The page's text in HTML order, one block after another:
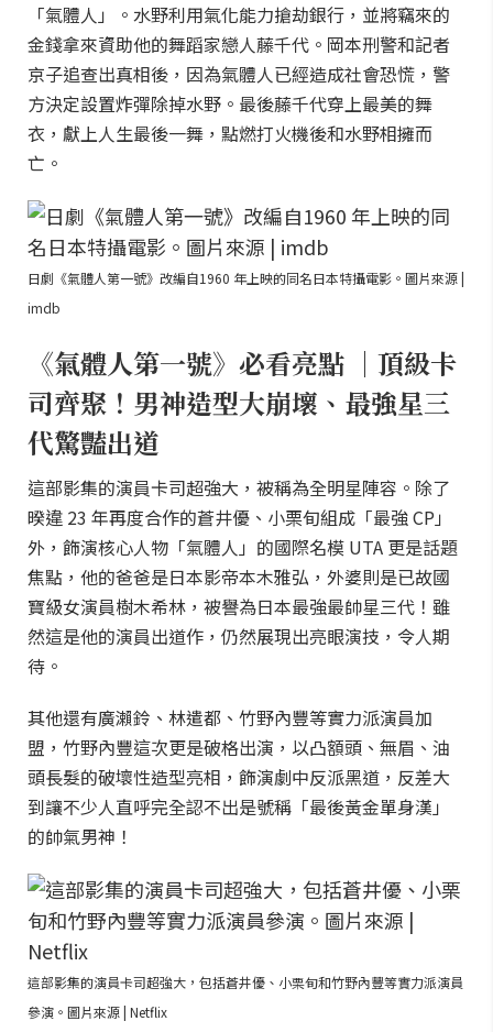
「氣體人」。水野利用氣化能力搶劫銀行，並將竊來的
金錢拿來資助他的舞蹈家戀人藤千代。岡本刑警和記者
京子追查出真相後，因為氣體人已經造成社會恐慌，警
方決定設置炸彈除掉水野。最後藤千代穿上最美的舞
衣，獻上人生最後一舞，點燃打火機後和水野相擁而
亡。
日劇《氣體人第一號》改編自1960 年上映的同名日本特攝電影。圖片來源 |
imdb
《氣體人第一號》必看亮點 ｜頂級卡
司齊聚！男神造型大崩壞、最強星三
代驚豔出道
這部影集的演員卡司超強大，被稱為全明星陣容。除了
暌違 23 年再度合作的蒼井優、小栗旬組成「最強 CP」
外，飾演核心人物「氣體人」的國際名模 UTA 更是話題
焦點，他的爸爸是日本影帝本木雅弘，外婆則是已故國
寶級女演員樹木希林，被譽為日本最強最帥星三代！雖
然這是他的演員出道作，仍然展現出亮眼演技，令人期
待。
其他還有廣瀨鈴、林遣都、竹野內豐等實力派演員加
盟，竹野內豐這次更是破格出演，以凸額頭、無眉、油
頭長髮的破壞性造型亮相，飾演劇中反派黑道，反差大
到讓不少人直呼完全認不出是號稱「最後黃金單身漢」
的帥氣男神！
這部影集的演員卡司超強大，包括蒼井優、小栗旬和竹野內豐等實力派演員
參演。圖片來源 | Netflix